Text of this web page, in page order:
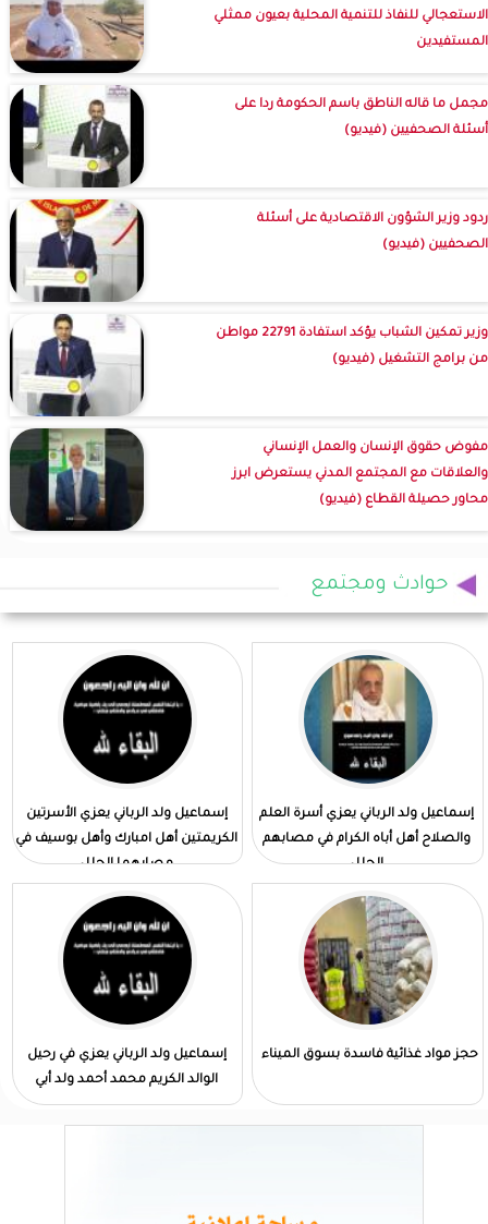
الاستعجالي للنفاذ للتنمية المحلية بعيون ممثلي
المستفيدين
مجمل ما قاله الناطق باسم الحكومة ردا على
أسئلة الصحفيين (فيديو)
ردود وزير الشؤون الاقتصادية على أسئلة
الصحفيين (فيديو)
وزير تمكين الشباب يؤكد استفادة 22791 مواطن
من برامج التشغيل (فيديو)
مفوض حقوق الإنسان والعمل الإنساني
والعلاقات مع المجتمع المدني يستعرض ابرز
محاور حصيلة القطاع (فيديو)
حوادث ومجتمع
إسماعيل ولد الرباني يعزي أسرة العلم
والصلاح أهل أباه الكرام في مصابهم
الجلل
إسماعيل ولد الرباني يعزي الأسرتين
الكريمتين أهل امبارك وأهل بوسيف في
مصابهما الجلل
حجز مواد غذائية فاسدة بسوق الميناء
إسماعيل ولد الرباني يعزي في رحيل
الوالد الكريم محمد أحمد ولد أبي